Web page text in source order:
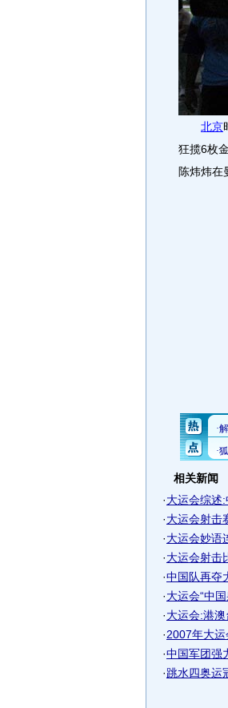
北京
狂揽6枚
陈炜炜在
相关新闻
·大运会综述:
·大运会射击
·大运会妙语
·大运会射击
·中国队再夺
·大运会“中
·大运会:港
·2007年大
·中国军团强
·跳水四奥运